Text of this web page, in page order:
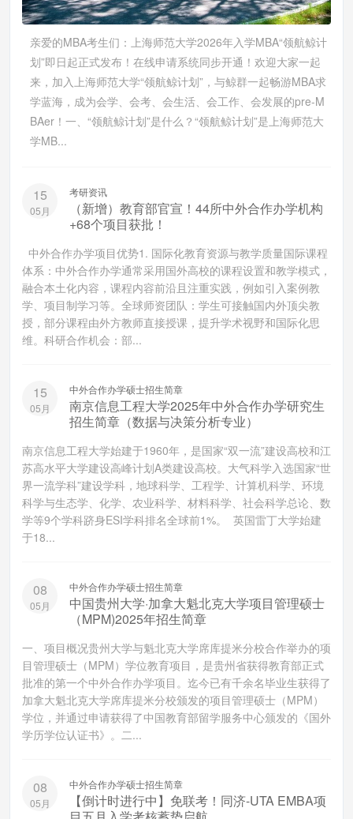
亲爱的MBA考生们：上海师范大学2026年入学MBA“领航鲸计
划”即日起正式发布！在线申请系统同步开通！欢迎大家一起
来，加入上海师范大学“领航鲸计划”，与鲸群一起畅游MBA求
学蓝海，成为会学、会考、会生活、会工作、会发展的pre-M
BAer！一、“领航鲸计划”是什么？“领航鲸计划”是上海师范大
学MB...
15
05月
考研资讯
（新增）教育部官宣！44所中外合作办学机构
+68个项目获批！
中外合作办学项目优势1. 国际化教育资源与教学质量国际课程
体系：中外合作办学通常采用国外高校的课程设置和教学模式，
融合本土化内容，课程内容前沿且注重实践，例如引入案例教
学、项目制学习等。全球师资团队：学生可接触国内外顶尖教
授，部分课程由外方教师直接授课，提升学术视野和国际化思
维。科研合作机会：部...
15
05月
中外合作办学硕士招生简章
南京信息工程大学2025年中外合作办学研究生
招生简章（数据与决策分析专业）
南京信息工程大学始建于1960年，是国家“双一流”建设高校和江
苏高水平大学建设高峰计划A类建设高校。大气科学入选国家“世
界一流学科”建设学科，地球科学、工程学、计算机科学、环境
科学与生态学、化学、农业科学、材料科学、社会科学总论、数
学等9个学科跻身ESI学科排名全球前1%。 英国雷丁大学始建
于18...
08
05月
中外合作办学硕士招生简章
中国贵州大学·加拿大魁北克大学项目管理硕士
（MPM)2025年招生简章
一、项目概况贵州大学与魁北克大学席库提米分校合作举办的项
目管理硕士（MPM）学位教育项目，是贵州省获得教育部正式
批准的第一个中外合作办学项目。迄今已有千余名毕业生获得了
加拿大魁北克大学席库提米分校颁发的项目管理硕士（MPM）
学位，并通过申请获得了中国教育部留学服务中心颁发的《国外
学历学位认证书》。二...
08
05月
中外合作办学硕士招生简章
【倒计时进行中】免联考！同济-UTA EMBA项